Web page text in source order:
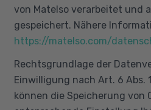
von Matelso verarbeitet und
gespeichert. Nähere
https://matelso.com/
Rechtsgrundlage der
Einwilligung nach Art. 6 Abs.
können die Speicherung von